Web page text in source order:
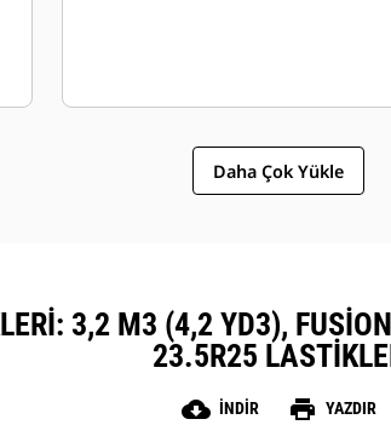
Daha Çok Yükle
3,2 M3 (4,2 YD3),
23.5R25
cloud_download İNDIR print YAZDIR